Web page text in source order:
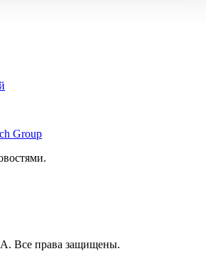
Group
Все права защищены.